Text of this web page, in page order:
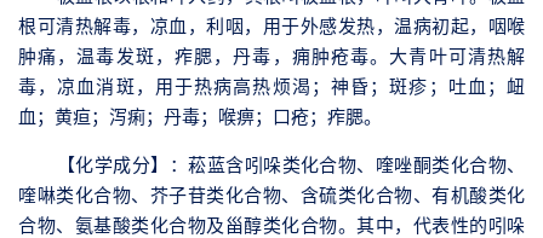
根可清热解毒，凉血，利咽，用于外感发热，温病初起，咽喉
肿痛，温毒发斑，痄腮，丹毒，痈肿疮毒。大青叶可清热解
毒，凉血消斑，用于热病高热烦渴；神昏；斑疹；吐血；衄
血；黄疸；泻痢；丹毒；喉痹；口疮；痄腮。
【化学成分】
：菘蓝含吲哚类化合物、喹唑酮类化合物、
喹啉类化合物、芥子苷类化合物、含硫类化合物、有机酸类化
合物、氨基酸类化合物及甾醇类化合物。其中，代表性的吲哚